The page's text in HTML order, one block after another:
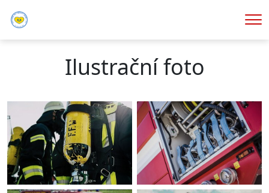
Ilustrační foto